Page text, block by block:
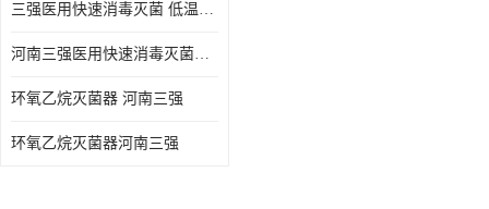
三强医用快速消毒灭菌 低温等离子过氧化氢灭菌器
河南三强医用快速消毒灭菌低温等离子过氧化氢灭菌器
环氧乙烷灭菌器 河南三强
环氧乙烷灭菌器河南三强